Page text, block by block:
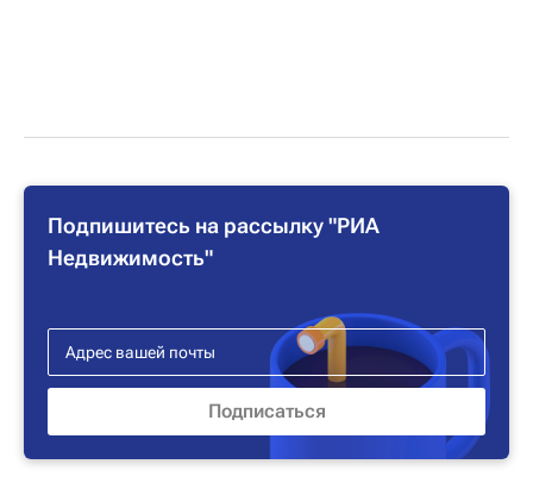
Подпишитесь на рассылку "РИА
Недвижимость"